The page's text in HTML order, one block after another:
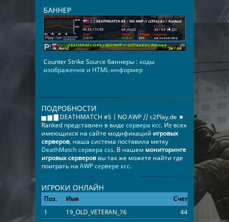
БАННЕР
Counter Strike Source баннеры : коды
изображения и HTML-информер
ПОДРОБНОСТИ
▅ ▆ ▇ DEATHMATCH #5 | NO AWP // c2Play.de ★
Ranked представлен в видесервера ксс. Из всех
имеющихся на сайте модификаций игровых
серверов, наша система поставила метку
DeathMatch сервера css. В нашем мониторинге
игровых серверов вы так же можете найти где
поиграть на AWP сервере ксс.
ИГРОКИ ОНЛАЙН
Поз. Имя Счет Время
1
19_OLD_VETERAN_76 44